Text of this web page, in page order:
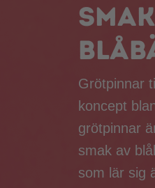
Grötpinnar
koncept
grötpinnar
smak av
som lär sig